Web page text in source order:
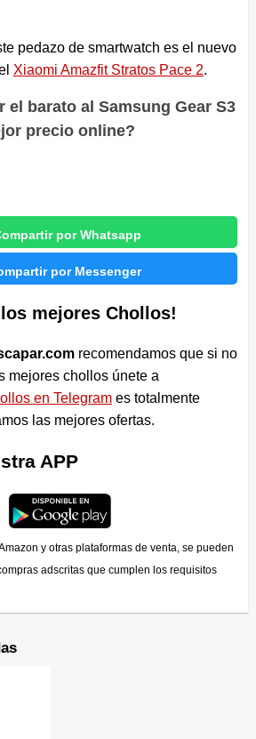
pedazo de smartwatch es el nuevo
Xiaomi Amazfit Stratos Pace 2.
el barato al Samsung Gear S3
precio online?
por Whatsapp
por Messenger
mejores Chollos!
recomendamos que si no
mejores chollos únete a
en Telegrames totalmente
las mejores ofertas.
APP
y otras plataformas de venta, se pueden
adscritas que cumplen los requisitos